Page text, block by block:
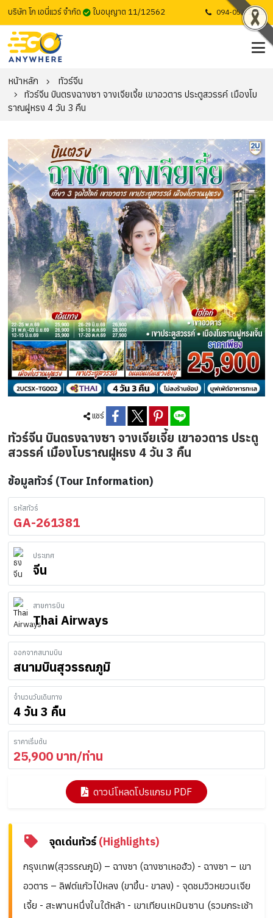
บริษัท โก เอนี่แวร์ จำกัด ใบอนุญาต 11/12562 094-053-1725
หน้าหลัก
ทัวร์จีน
ทัวร์จีน บินตรงฉางซา จางเจียเจี้ย เขาอวตาร ประตูสวรรค์ เมืองโบ
ราณฝูหรง 4 วัน 3 คืน
แชร์
ทัวร์จีน บินตรงฉางซา จางเจียเจี้ย เขาอวตาร ประตู
สวรรค์ เมืองโบราณฝูหรง 4 วัน 3 คืน
ข้อมูลทัวร์ (Tour Information)
รหัสทัวร์
GA-261381
ประเทศ
จีน
สายการบิน
Thai Airways
ออกจากสนามบิน
สนามบินสุวรรณภูมิ
จำนวนวันเดินทาง
4 วัน 3 คืน
ราคาเริ่มต้น
25,900 บาท/ท่าน
ดาวน์โหลดโปรแกรม PDF
จุดเด่นทัวร์(Highlights)
กรุงเทพ(สุวรรณภูมิ) – ฉางซา (ฉางซาเหอฮัว) - ฉางซา – เขา
อวตาร – ลิฟต์แก้วไป่หลง (ขาขึ้น- ขาลง) - จุดชมวิวหยวนเจีย
เจี้ย - สะพานหนึ่งในใต้หล้า - เขาเทียนเหมินซาน (รวมกระเช้า